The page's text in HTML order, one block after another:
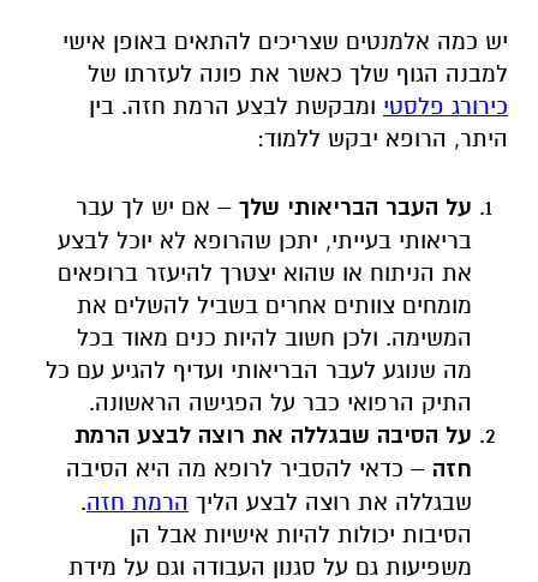
יש כמה אלמנטים שצריכים להתאים באופן אישי
למבנה הגוף שלך כאשר את פונה לעזרתו של
כירורג פלסטי ומבקשת לבצע הרמת חזה. בין
היתר, הרופא יבקש ללמוד:
על העבר הבריאותי שלך – אם יש לך עבר
בריאותי בעייתי, יתכן שהרופא לא יוכל לבצע
את הניתוח או שהוא יצטרך להיעזר ברופאים
מומחים צוותים אחרים בשביל להשלים את
המשימה. ולכן חשוב להיות כנים מאוד בכל
מה שנוגע לעבר הבריאותי ועדיף להגיע עם כל
התיק הרפואי כבר על הפגישה הראשונה.
על הסיבה שבגללה את רוצה לבצע הרמת
חזה – כדאי להסביר לרופא מה היא הסיבה
שבגללה את רוצה לבצע הליך הרמת חזה.
הסיבות יכולות להיות אישיות אבל הן
משפיעות גם על סגנון העבודה וגם על מידת